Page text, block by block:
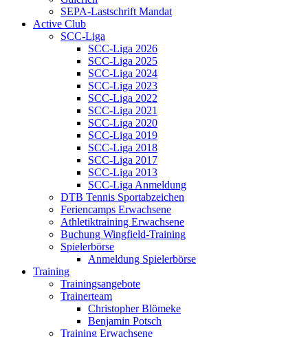
SEPA-Lastschrift Mandat
Active Club
SCC-Liga
SCC-Liga 2026
SCC-Liga 2025
SCC-Liga 2024
SCC-Liga 2023
SCC-Liga 2022
SCC-Liga 2021
SCC-Liga 2020
SCC-Liga 2019
SCC-Liga 2018
SCC-Liga 2017
SCC-Liga 2013
SCC-Liga Anmeldung
DTB Tennis Sportabzeichen
Feriencamps Erwachsene
Athletiktraining Erwachsene
Buchung Wingfield-Training
Spielerbörse
Anmeldung Spielerbörse
Training
Trainingsangebote
Trainerteam
Christopher Blömeke
Benjamin Potsch
Training Erwachsene